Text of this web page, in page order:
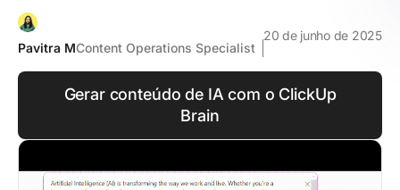
Pavitra MContent Operations Specialist
20 de junho de 2025
Gerar conteúdo de IA com o ClickUp
Brain